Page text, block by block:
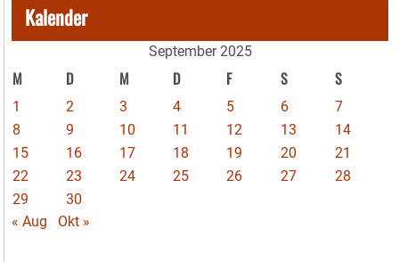
Kalender
September 2025
M D M D F S S
1 2 3 4 5 6
7
8
9 10 11 12 13
14
15
16 17 18 19 20
21
22
23 24 25 26 27
28
29
30
« Aug
Okt »